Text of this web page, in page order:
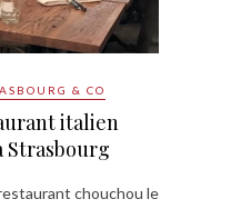
& CO
italien
Strasbourg
chouchou le